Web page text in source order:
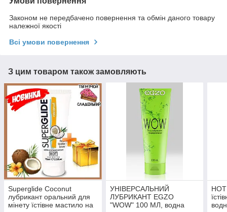
Законом не передбачено повернення та обмін даного товару
належної якості
Всі умови повернення
З цим товаром також замовляють
Superglide Coconut
лубрикант оральний для
мінету їстівне мастило на
УНІВЕРСАЛЬНИЙ
ЛУБРИКАНТ EGZO
"WOW" 100 МЛ, водна